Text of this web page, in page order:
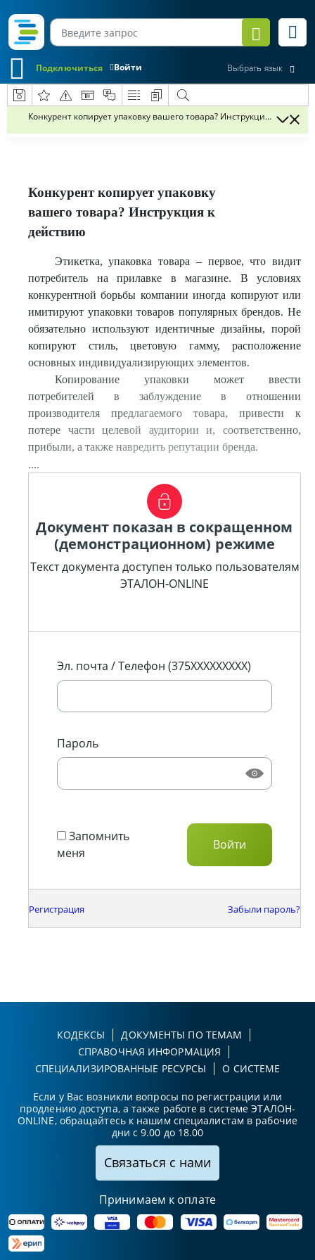
Войти
Подключиться Выбрать язык
Конкурент копирует упаковку вашего товара? Инструкция к
Конкурент копирует упаковку
вашего товара? Инструкция к
действию
Этикетка, упаковка товара – первое, что видит
потребитель на прилавке в магазине. В условиях
конкурентной борьбы компании иногда копируют или
имитируют упаковки товаров популярных брендов. Не
обязательно используют идентичные дизайны, порой
копируют стиль, цветовую гамму, расположение
основных индивидуализирующих элементов.
Копирование упаковки может ввести
потребителей в заблуждение в отношении
производителя предлагаемого товара, привести к
потере части целевой аудитории и, соответственно,
прибыли, а также навредить репутации бренда.
....
Документ показан в сокращенном
(демонстрационном) режиме
Текст документа доступен только пользователям
ЭТАЛОН-ONLINE
Эл. почта / Телефон (375XXXXXXXXX)
Пароль
Запомнить
меня
Регистрация Забыли пароль?
КОДЕКСЫ
ДОКУМЕНТЫ ПО ТЕМАМ
СПРАВОЧНАЯ ИНФОРМАЦИЯ
СПЕЦИАЛИЗИРОВАННЫЕ РЕСУРСЫ
О СИСТЕМЕ
Если у Вас возникли вопросы по регистрации или
продлению доступа, а также работе в системе ЭТАЛОН-
ONLINE, обращайтесь к нашим специалистам в рабочие
дни с 9.00 до 18.00
Связаться с нами
Принимаем к оплате